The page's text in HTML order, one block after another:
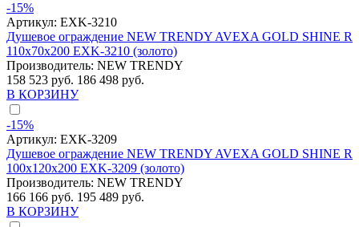
-15%
Артикул: EXK-3210
Душевое ограждение NEW TRENDY AVEXA GOLD SHINE R
110x70x200 EXK-3210 (золото)
Производитель: NEW TRENDY
158 523 руб. 186 498 руб.
В КОРЗИНУ
-15%
Артикул: EXK-3209
Душевое ограждение NEW TRENDY AVEXA GOLD SHINE R
100x120x200 EXK-3209 (золото)
Производитель: NEW TRENDY
166 166 руб. 195 489 руб.
В КОРЗИНУ